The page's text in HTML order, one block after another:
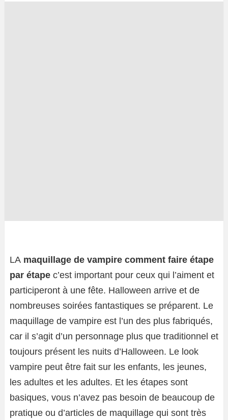
LA maquillage de vampire comment faire étape
par étape c’est important pour ceux qui l’aiment et
participeront à une fête. Halloween arrive et de
nombreuses soirées fantastiques se préparent. Le
maquillage de vampire est l’un des plus fabriqués,
car il s’agit d’un personnage plus que traditionnel et
toujours présent les nuits d’Halloween. Le look
vampire peut être fait sur les enfants, les jeunes,
les adultes et les adultes. Et les étapes sont
basiques, vous n’avez pas besoin de beaucoup de
pratique ou d’articles de maquillage qui sont très